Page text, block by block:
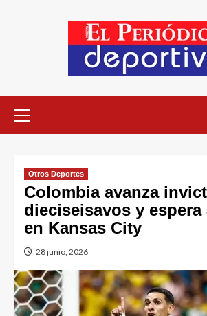
Otros Deportes
Colombia avanza
dieciseisavos y espera
en Kansas City
28 junio, 2026